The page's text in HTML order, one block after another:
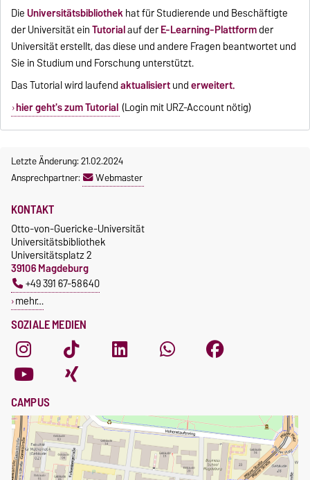
DieUniversitätsbibliothekhat für Studierende und Beschäftigte
der Universität einTutorialauf derE-Learning-Plattformder
Universität erstellt, das diese und andere Fragen beantwortet und
Sie in Studium und Forschung unterstützt.
Das Tutorial wird laufendaktualisiertunderweitert.
hier geht's zum Tutorial (Login mit URZ-Account nötig)
Letzte Änderung: 21.02.2024
Ansprechpartner:
Webmaster
SOZIALE MEDIEN
KONTAKT
Otto-von-Guericke-Universität
Universitätsbibliothek
Universitätsplatz 2
39106 Magdeburg
+49 391 67-58640
mehr…
CAMPUS